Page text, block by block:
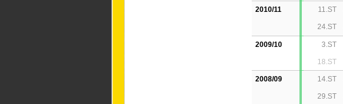
2010/11 11.ST
24.ST
2009/10 3.ST
18.ST
2008/09 14.ST
29.ST